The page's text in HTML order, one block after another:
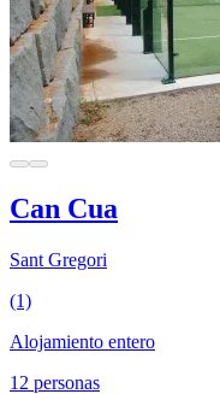
Can Cua
Sant Gregori
(1)
Alojamiento entero
12 personas